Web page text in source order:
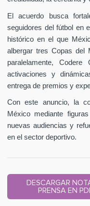
El acuerdo busca
seguidores del fútbol en
histórico en el que
albergar tres Copas del
paralelamente,
activaciones y
entrega de premios y
Con este anuncio, la
México mediante
nuevas audiencias y
en el sector deportivo.
DESCARGAR
PRENSA EN